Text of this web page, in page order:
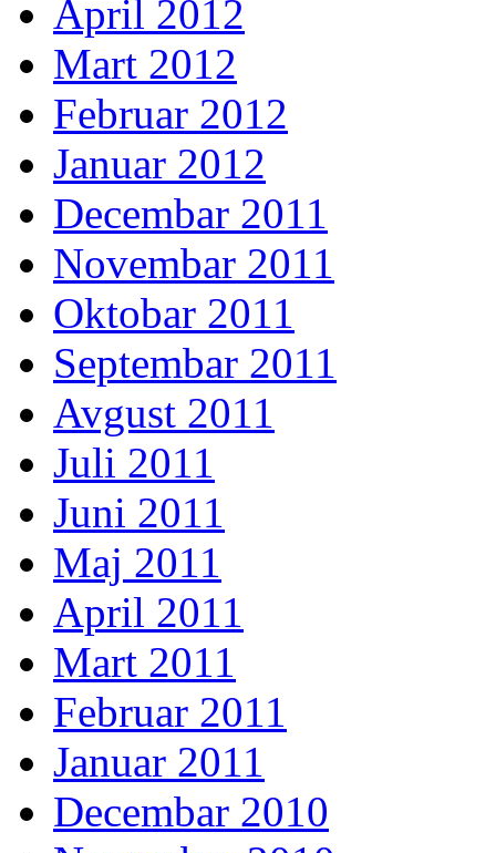
April 2012
Mart 2012
Februar 2012
Januar 2012
Decembar 2011
Novembar 2011
Oktobar 2011
Septembar 2011
Avgust 2011
Juli 2011
Juni 2011
Maj 2011
April 2011
Mart 2011
Februar 2011
Januar 2011
Decembar 2010